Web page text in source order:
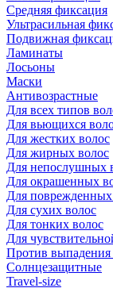
Средняя фиксация
Ультрасильная
Подвижная
Ламинаты
Лосьоны
Маски
Антивозрастные
Для всех типов
Для вьющихся
Для жестких волос
Для жирных волос
Для непослушных
Для окрашенных
Для поврежденных
Для сухих волос
Для тонких волос
Для
Против выпадения
Солнцезащитные
Travel-size